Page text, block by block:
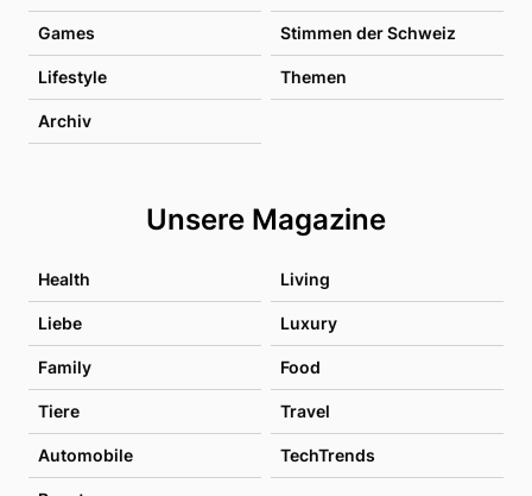
Games Stimmen der Schweiz
Lifestyle Themen
Archiv
Unsere Magazine
Health Living
Liebe Luxury
Family Food
Tiere Travel
Automobile TechTrends